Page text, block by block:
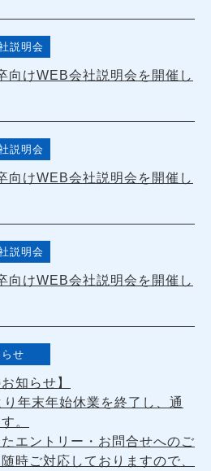
説明会
向けWEB会社説明会を開催し
説明会
向けWEB会社説明会を開催し
説明会
向けWEB会社説明会を開催し
せ
知らせ】
年末年始休業を終了し、通
。
エントリー・お問合せへのご
時ご対応しておりますので、